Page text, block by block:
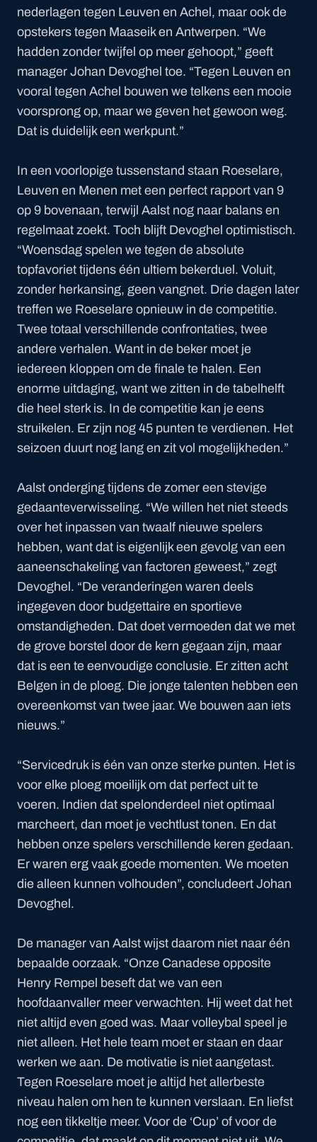
nederlagen tegen Leuven en Achel, maar ook de
opstekers tegen Maaseik en Antwerpen. “We
hadden zonder twijfel op meer gehoopt,” geeft
manager Johan Devoghel toe. “Tegen Leuven en
vooral tegen Achel bouwen we telkens een mooie
voorsprong op, maar we geven het gewoon weg.
Dat is duidelijk een werkpunt.”
In een voorlopige tussenstand staan Roeselare,
Leuven en Menen met een perfect rapport van 9
op 9 bovenaan, terwijl Aalst nog naar balans en
regelmaat zoekt. Toch blijft Devoghel optimistisch.
“Woensdag spelen we tegen de absolute
topfavoriet tijdens één ultiem bekerduel. Voluit,
zonder herkansing, geen vangnet. Drie dagen later
treffen we Roeselare opnieuw in de competitie.
Twee totaal verschillende confrontaties, twee
andere verhalen. Want in de beker moet je
iedereen kloppen om de finale te halen. Een
enorme uitdaging, want we zitten in de tabelhelft
die heel sterk is. In de competitie kan je eens
struikelen. Er zijn nog 45 punten te verdienen. Het
seizoen duurt nog lang en zit vol mogelijkheden.”
Aalst onderging tijdens de zomer een stevige
gedaanteverwisseling. “We willen het niet steeds
over het inpassen van twaalf nieuwe spelers
hebben, want dat is eigenlijk een gevolg van een
aaneenschakeling van factoren geweest,” zegt
Devoghel. “De veranderingen waren deels
ingegeven door budgettaire en sportieve
omstandigheden. Dat doet vermoeden dat we met
de grove borstel door de kern gegaan zijn, maar
dat is een te eenvoudige conclusie. Er zitten acht
Belgen in de ploeg. Die jonge talenten hebben een
overeenkomst van twee jaar. We bouwen aan iets
nieuws.”
“Servicedruk is één van onze sterke punten. Het is
voor elke ploeg moeilijk om dat perfect uit te
voeren. Indien dat spelonderdeel niet optimaal
marcheert, dan moet je vechtlust tonen. En dat
hebben onze spelers verschillende keren gedaan.
Er waren erg vaak goede momenten. We moeten
die alleen kunnen volhouden”, concludeert Johan
Devoghel.
De manager van Aalst wijst daarom niet naar één
bepaalde oorzaak. “Onze Canadese opposite
Henry Rempel beseft dat we van een
hoofdaanvaller meer verwachten. Hij weet dat het
niet altijd even goed was. Maar volleybal speel je
niet alleen. Het hele team moet er staan en daar
werken we aan. De motivatie is niet aangetast.
Tegen Roeselare moet je altijd het allerbeste
niveau halen om hen te kunnen verslaan. En liefst
nog een tikkeltje meer. Voor de ‘Cup’ of voor de